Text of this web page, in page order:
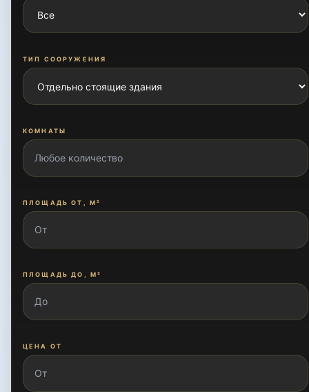
Бухоро
Катта Миробод
ТИП СООРУЖЕНИЯ
КОМНАТЫ
ПЛОЩАДЬ ОТ, М²
ПЛОЩАДЬ ДО, М²
ЦЕНА ОТ